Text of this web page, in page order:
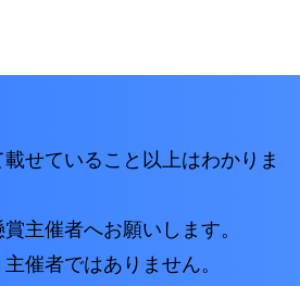
せていること以上はわかりま
主催者へお願いします。
催者ではありません。